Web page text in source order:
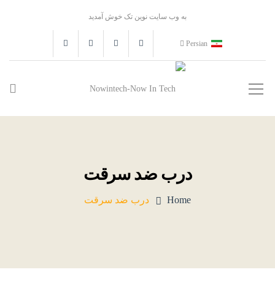
به وب سایت نوین تک خوش آمدید
درب ضد سرقت
Home درب ضد سرقت